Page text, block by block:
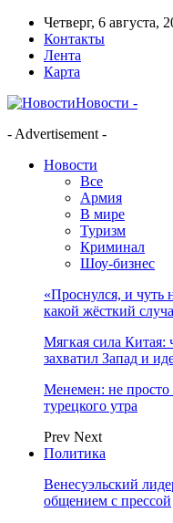
Четверг, 6 августа,
Контакты
Лента
Карта
Новости -
- Advertisement -
Новости
Все
Армия
В мире
Туризм
Криминал
Шоу-бизнес
«Проснулся, и чуть
какой жёсткий
Мягкая сила Китая:
захватил Запад и
Менемен: не просто
турецкого утра
Prev Next
Политика
Венесуэльский
общением с прессой